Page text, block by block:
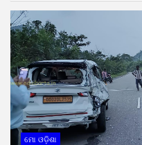
ମୋ ଓଡ଼ିଶା